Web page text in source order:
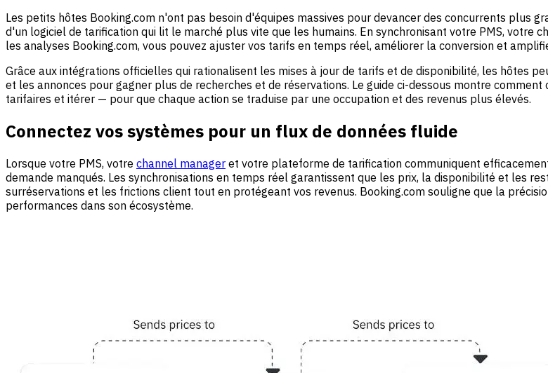
Les petits hôtes Booking.com n'ont pas besoin d'équipes massives pour devancer des concurrents plus
d'un logiciel de tarification qui lit le marché plus vite que les humains. En synchronisant votre PMS, votre
les analyses Booking.com, vous pouvez ajuster vos tarifs en temps réel, améliorer la conversion et
Grâce aux intégrations officielles qui rationalisent les mises à jour de tarifs et de disponibilité, les hôtes
et les annonces pour gagner plus de recherches et de réservations. Le guide ci-dessous montre
tarifaires et itérer — pour que chaque action se traduise par une occupation et des revenus plus élevés.
Connectez vos systèmes pour un flux de données fluide
Lorsque votre PMS, votre channel manager et votre plateforme de tarification communiquent
demande manqués. Les synchronisations en temps réel garantissent que les prix, la disponibilité et les
surréservations et les frictions client tout en protégeant vos revenus. Booking.com souligne que la
performances dans son écosystème.